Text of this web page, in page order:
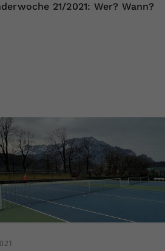
21/2021: Wer? Wann?